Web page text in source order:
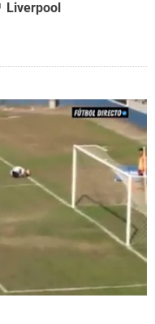
Liverpool